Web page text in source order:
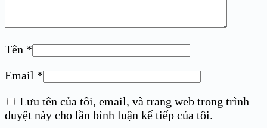
Tên *
Email *
Lưu tên của tôi, email, và trang web trong trình
duyệt này cho lần bình luận kế tiếp của tôi.